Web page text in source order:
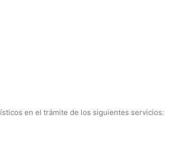
en el trámite de los siguientes servicios: